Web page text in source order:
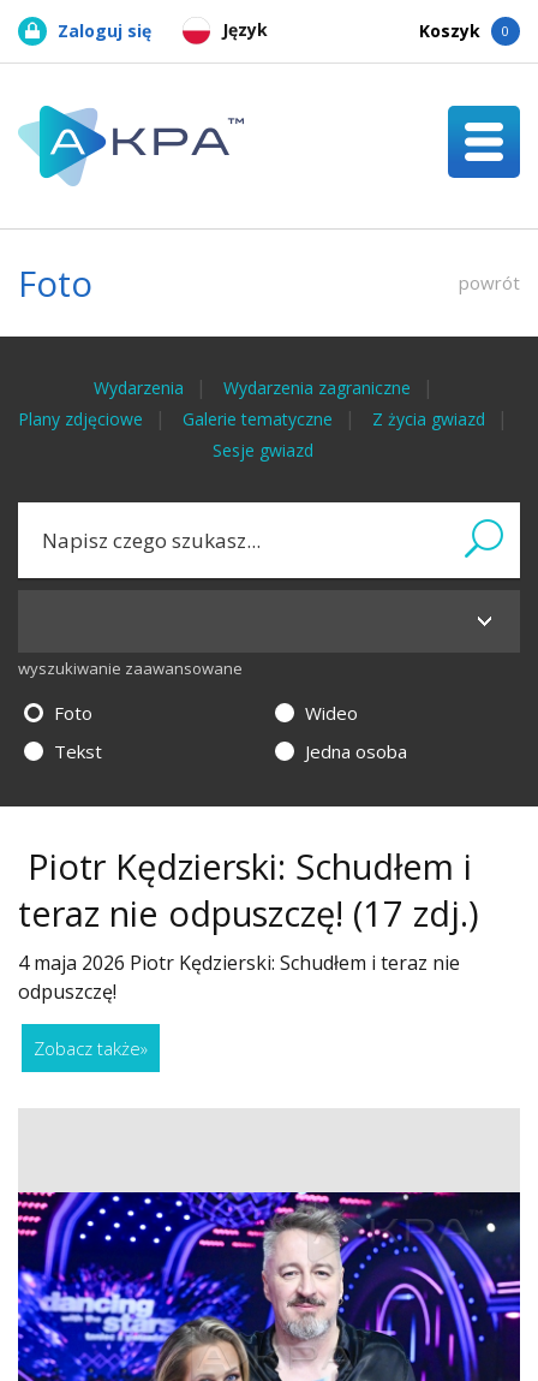
Język
Zaloguj się Koszyk 0
Foto powrót
Wydarzenia
Wydarzenia zagraniczne
Plany zdjęciowe
Galerie tematyczne
Z życia gwiazd
Sesje gwiazd
wyszukiwanie zaawansowane
Foto
Wideo
Tekst
Jedna osoba
Piotr Kędzierski: Schudłem i
teraz nie odpuszczę! (17 zdj.)
4 maja 2026 Piotr Kędzierski: Schudłem i teraz nie
odpuszczę!
Zobacz także»